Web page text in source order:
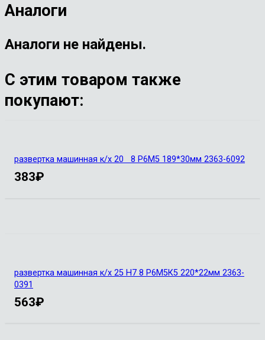
Аналоги
Аналоги не найдены.
С этим товаром также
покупают:
развертка машинная к/х 20 8 Р6М5 189*30мм 2363-6092
383₽
развертка машинная к/х 25 Н7 8 Р6М5К5 220*22мм 2363-
0391
563₽